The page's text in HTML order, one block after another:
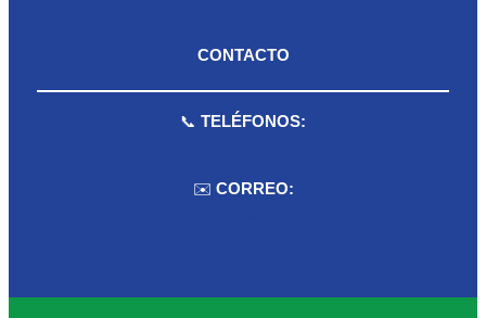
CONTACTO
📞 TELÉFONOS:
✉️ CORREO: